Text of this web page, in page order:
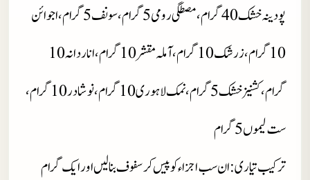
پودینہ خشک 40 گرام، مصطگی رومی 5 گرام، سونف 5 گرام،اجوائن
10 گرام، زرشک 10 گرام، آملہ مقشر 10 گرام، انار دانہ 10
گرام، کشنیز خشک 5 گرام، نمک لاہوری 10 گرام، نوشادر 10 گرام،
ست لیموں 5 گرام
ترکیب تیاری : ان سب اجزاء کو پیس کر سفوف بنا لیں اور ایک گرام